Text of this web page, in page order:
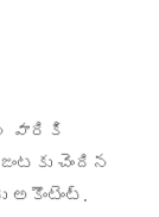
వారికి
చెందిన
.